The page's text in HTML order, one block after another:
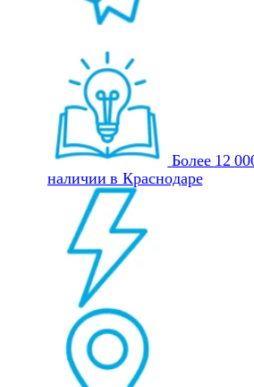
Более 12
наличии в Краснодаре